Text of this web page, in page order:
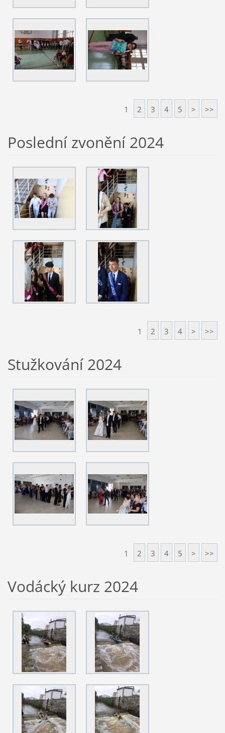
1 2 3 4 5 > >>
Poslední zvonění 2024
1 2 3 4 > >>
Stužkování 2024
1 2 3 4 5 > >>
Vodácký kurz 2024